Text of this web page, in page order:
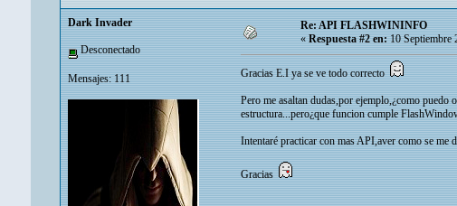
Dark Invader
Desconectado
Mensajes: 111
Re: API FLASHWININFO
«Respuesta #2 en:10 Septiembre
Gracias E.I ya se ve todo correcto
Pero me asaltan dudas,por ejemplo,¿como
estructura...pero¿que funcion cumple
Intentaré practicar con mas API,aver como se me
Gracias